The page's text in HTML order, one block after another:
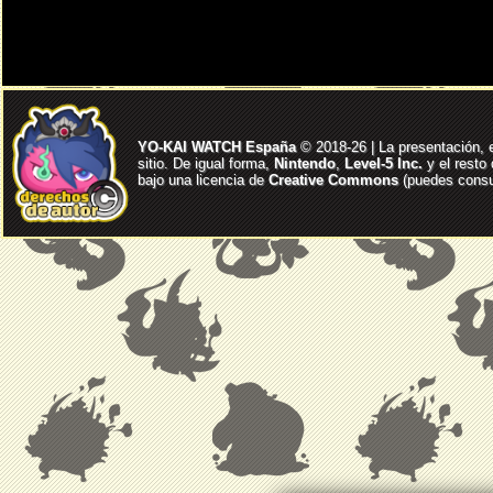
YO-KAI WATCH España© 2018-26 | La presentación,
sitio. De igual forma, Nintendo, Level-5 Inc. y el resto
bajo una licencia deCreative Commons(puedes